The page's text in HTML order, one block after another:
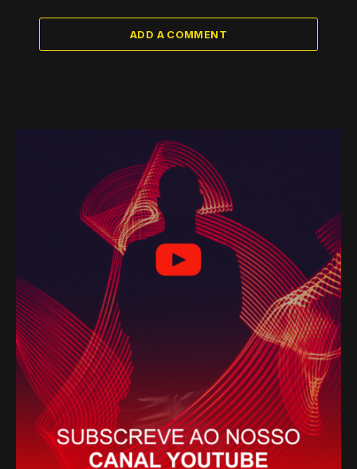
ADD A COMMENT